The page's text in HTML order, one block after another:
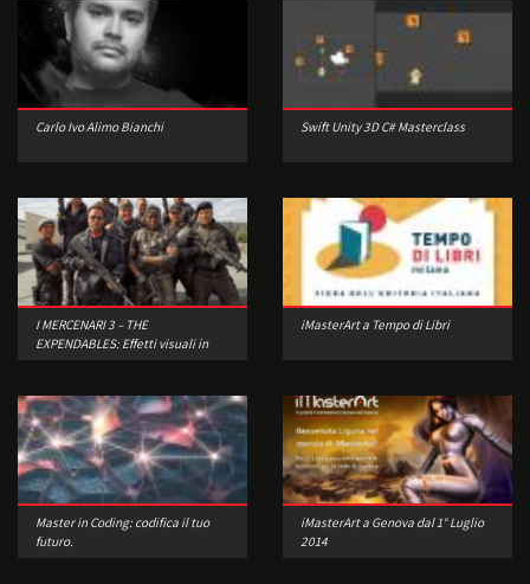
Carlo Ivo Alimo Bianchi Swift Unity 3D C# Masterclass
I MERCENARI 3 – THE
EXPENDABLES: Effetti visuali in
iMasterArt a Tempo di Libri
Master in Coding: codifica il tuo
futuro.
iMasterArt a Genova dal 1° Luglio
2014